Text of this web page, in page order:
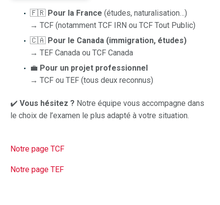
🇫🇷 Pour la France (études, naturalisation…)
→ TCF (notamment TCF IRN ou TCF Tout Public)
🇨🇦 Pour le Canada (immigration, études)
→ TEF Canada ou TCF Canada
💼 Pour un projet professionnel
→ TCF ou TEF (tous deux reconnus)
✔️ Vous hésitez ? Notre équipe vous accompagne dans
le choix de l’examen le plus adapté à votre situation.
Notre page TCF
Notre page TEF